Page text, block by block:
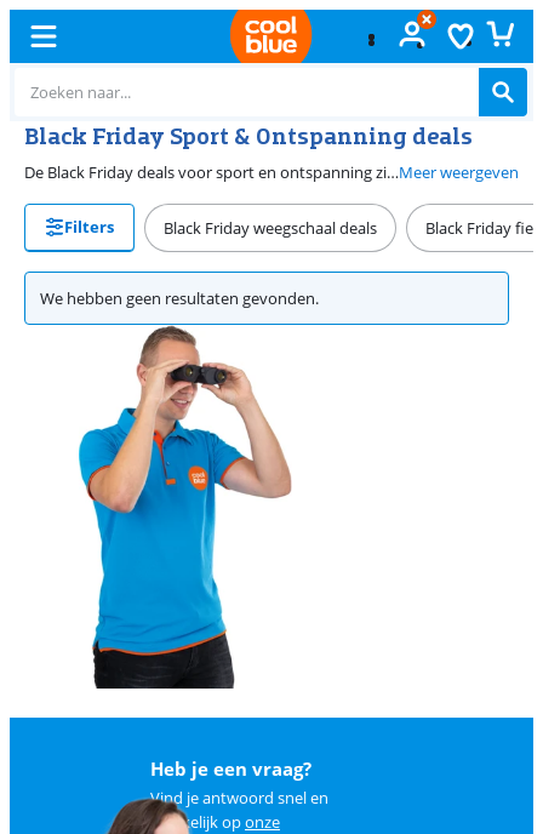
Black Friday Sport & Ontspanning deals
De Black Friday deals voor sport en ontspanning zijn helaas weer voorbij. Je vindt bij Coolblue gelukkig altijd mooie aanbiedingen. Ga bijvoorbeeld voor een smartwatch. Hiermee meet jouw activiteiten en houd je berichten bij. Wil je jouw bloeddruk in de gaten houden? Dan ga je voor een bloeddrukmeter. Bekijk ons assortiment en vind een product dat bij jou past.Meer weergeven
Filters Black Friday weegschaal deals Black Friday
We hebben geen resultaten gevonden.
Heb je een vraag?
Vind je antwoord snel en
makkelijk oponze